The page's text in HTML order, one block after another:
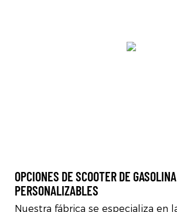
OPCIONES DE SCOOTER DE GASOLINA
PERSONALIZABLES
Nuestra fábrica se especializa en